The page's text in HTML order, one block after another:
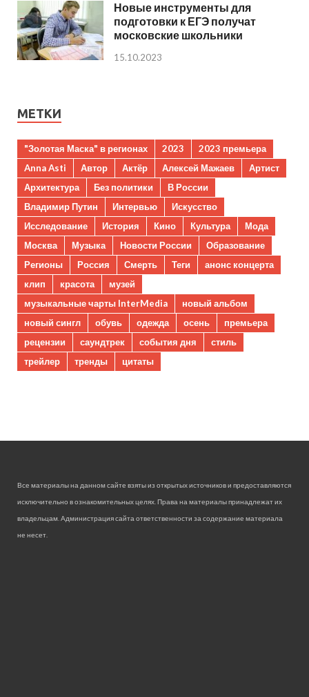
Новые инструменты для
подготовки к ЕГЭ получат
московские школьники
15.10.2023
МЕТКИ
"Золотая Маска" в регионах 2023
2023 премьера
Anna Asti
Автор Актёр Алексей Мажаев
Артист
Архитектура
Без политики
В России
Владимир Путин
Интервью
Искусство
Исследование
История Кино Культура
Мода
Москва
Музыка Новости России
Образование
Регионы
Россия Смерть Теги
анонс концерта
клип
красота
музей
музыкальные чарты InterMedia
новый альбом
новый сингл
обувь одежда осень
премьера
рецензии
саундтрек события дня
стиль
трейлер
тренды цитаты
Все материалы на данном сайте взяты из открытых источников и предоставляются
исключительно в ознакомительных целях. Права на материалы принадлежат их
владельцам. Администрация сайта ответственности за содержание материала
не несет.